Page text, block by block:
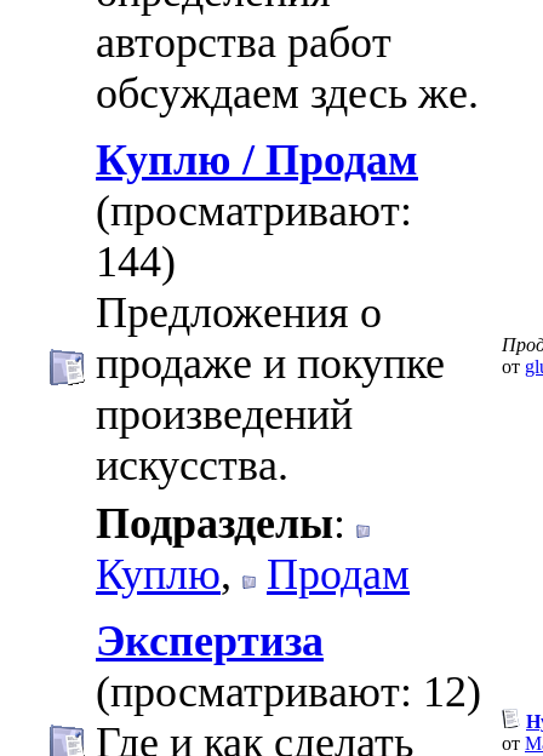
авторства работ
обсуждаем здесь же.
Куплю / Продам
(просматривают:
144)
Предложения о
продаже и покупке
произведений
искусства.
Подразделы:
Куплю, Продам
от
Экспертиза
(просматривают: 12)
Где и как сделать
от